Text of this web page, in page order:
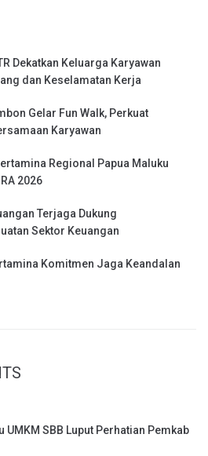
Dekatkan Keluarga Karyawan
dan Keselamatan Kerja
Gelar Fun Walk, Perkuat
Karyawan
Regional Papua Maluku
2026
Terjaga Dukung
Sektor Keuangan
Komitmen Jaga Keandalan
SBB Luput Perhatian Pemkab